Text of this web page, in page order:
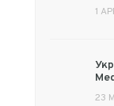
1
23